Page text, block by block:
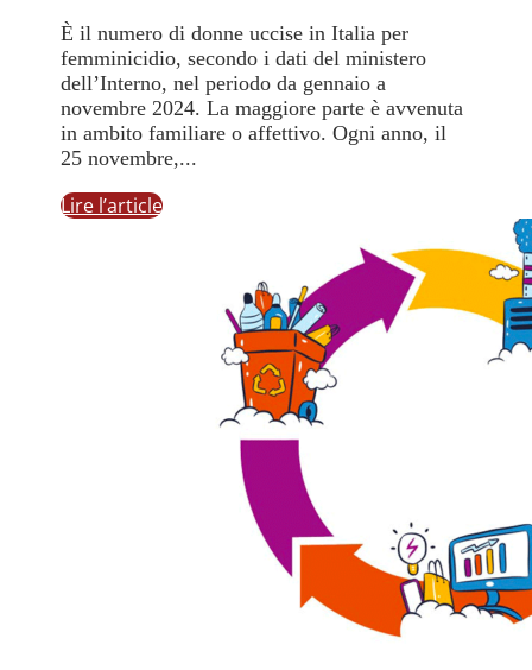
È il numero di donne uccise in Italia per
femminicidio, secondo i dati del ministero
dell’Interno, nel periodo da gennaio a
novembre 2024. La maggiore parte è avvenuta
in ambito familiare o affettivo. Ogni anno, il
25 novembre,...
Lire l’article